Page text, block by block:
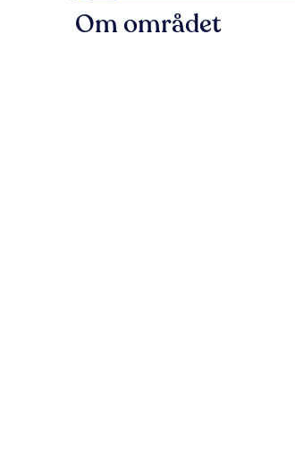
Om området